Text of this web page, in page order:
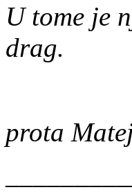
U tome je
drag.
prota